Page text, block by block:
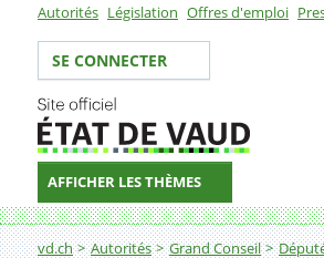
Sous-navigation
Autorités Législation Offres d'emploi
Votre identité
SE CONNECTER
AFFICHER LES THÈMES
Fil d'Ariane
vd.ch Autorités Grand Conseil